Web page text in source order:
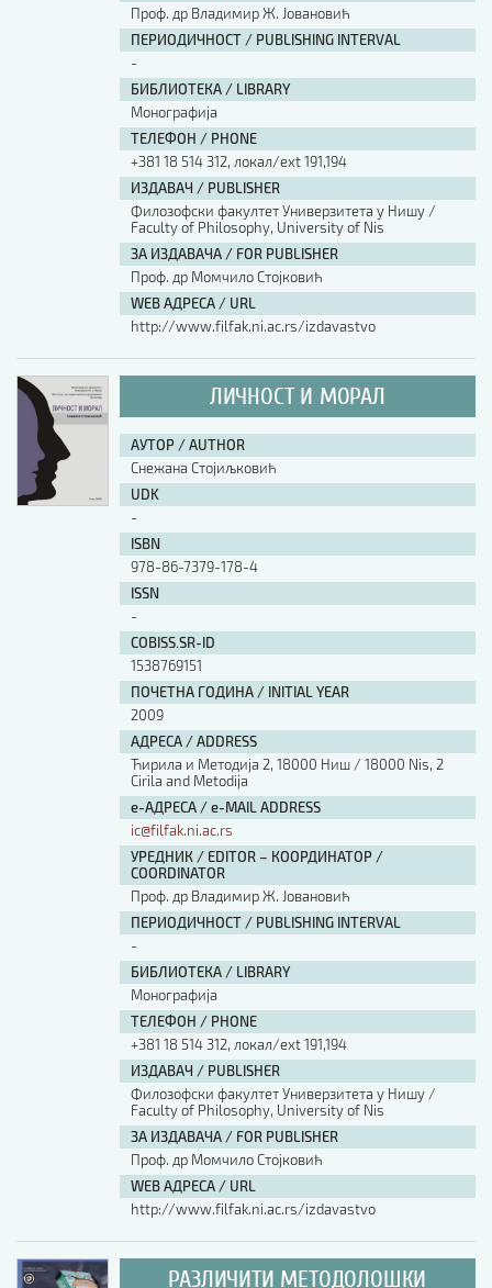
Проф. др Владимир Ж. Јовановић
ПЕРИОДИЧНОСТ / PUBLISHING INTERVAL
-
БИБЛИОТЕКА / LIBRARY
Монографија
ТЕЛЕФОН / PHONE
+381 18 514 312, локал/ext 191,194
ИЗДАВАЧ / PUBLISHER
Филозофски факултет Универзитета у Нишу /
Faculty of Philosophy, University of Nis
ЗА ИЗДАВАЧА / FOR PUBLISHER
Проф. др Момчило Стојковић
WEB АДРЕСА / URL
http://www.filfak.ni.ac.rs/izdavastvo
ЛИЧНОСТ И МОРАЛ
АУТОР / AUTHOR
Снежана Стојиљковић
UDK
-
ISBN
978-86-7379-178-4
ISSN
-
COBISS.SR-ID
1538769151
ПОЧЕТНА ГОДИНА / INITIAL YEAR
2009
АДРЕСА / ADDRESS
Ћирила и Методија 2, 18000 Ниш / 18000 Nis, 2
Cirila and Metodija
е-АДРЕСА / e-MAIL ADDRESS
ic@filfak.ni.ac.rs
УРЕДНИК / EDITOR – КООРДИНАТОР /
COORDINATOR
Проф. др Владимир Ж. Јовановић
ПЕРИОДИЧНОСТ / PUBLISHING INTERVAL
-
БИБЛИОТЕКА / LIBRARY
Монографија
ТЕЛЕФОН / PHONE
+381 18 514 312, локал/ext 191,194
ИЗДАВАЧ / PUBLISHER
Филозофски факултет Универзитета у Нишу /
Faculty of Philosophy, University of Nis
ЗА ИЗДАВАЧА / FOR PUBLISHER
Проф. др Момчило Стојковић
WEB АДРЕСА / URL
http://www.filfak.ni.ac.rs/izdavastvo
РАЗЛИЧИТИ МЕТОДОЛОШКИ